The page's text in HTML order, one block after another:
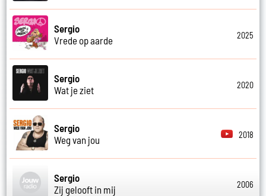
Sergio
Vrede op aarde
2025
Sergio
Wat je ziet
2020
Sergio
Weg van jou
2018
Sergio
Zij gelooft in mij
2006